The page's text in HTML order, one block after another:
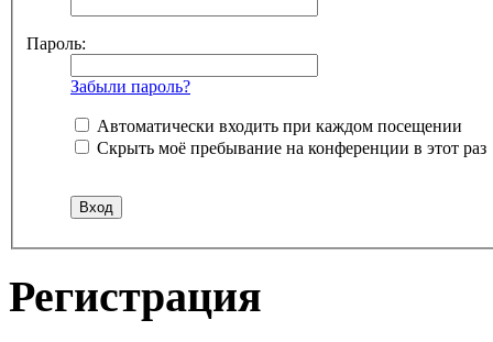
Пароль:
Забыли пароль?
Автоматически входить при каждом посещении
Скрыть моё пребывание на конференции в этот раз
Регистрация